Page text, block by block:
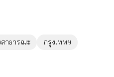
าธารณะ กรุงเทพฯ